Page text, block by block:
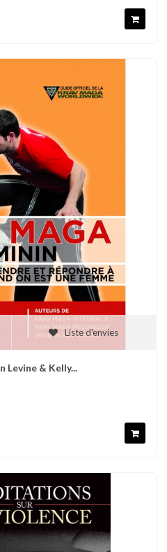
Liste d'envies
Levine & Kelly...